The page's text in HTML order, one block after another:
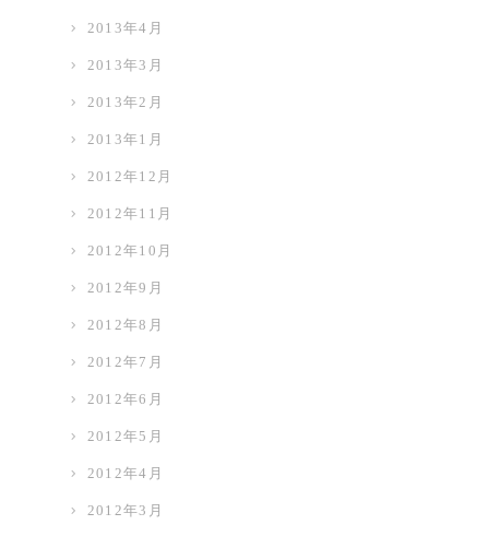
2013年4月
2013年3月
2013年2月
2013年1月
2012年12月
2012年11月
2012年10月
2012年9月
2012年8月
2012年7月
2012年6月
2012年5月
2012年4月
2012年3月